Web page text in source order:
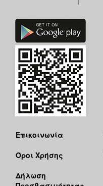
Επικοινωνία
Όροι Χρήσης
Δήλωση